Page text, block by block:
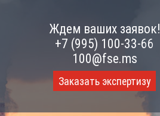
Ждем ваших заявок!
+7 (995) 100-33-66
100@fse.ms
Заказать экспертизу